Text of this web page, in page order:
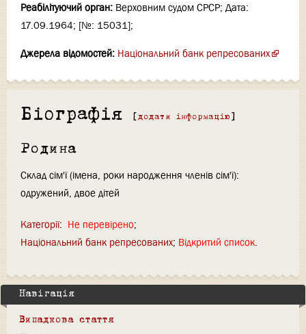
Реабілітуючий орган: Верховним судом СРСР; Дата:
17.09.1964; [№: 15031];
Джерела відомостей: Національний банк репресованих
Біографія [ додати інформацію ]
Родина
Склад сім'ї (імена, роки народження членів сім'ї):
одружений, двое дітей
Категорії: Не перевірено
Національний банк репресованих Відкритий список
Навігація
Випадкова стаття